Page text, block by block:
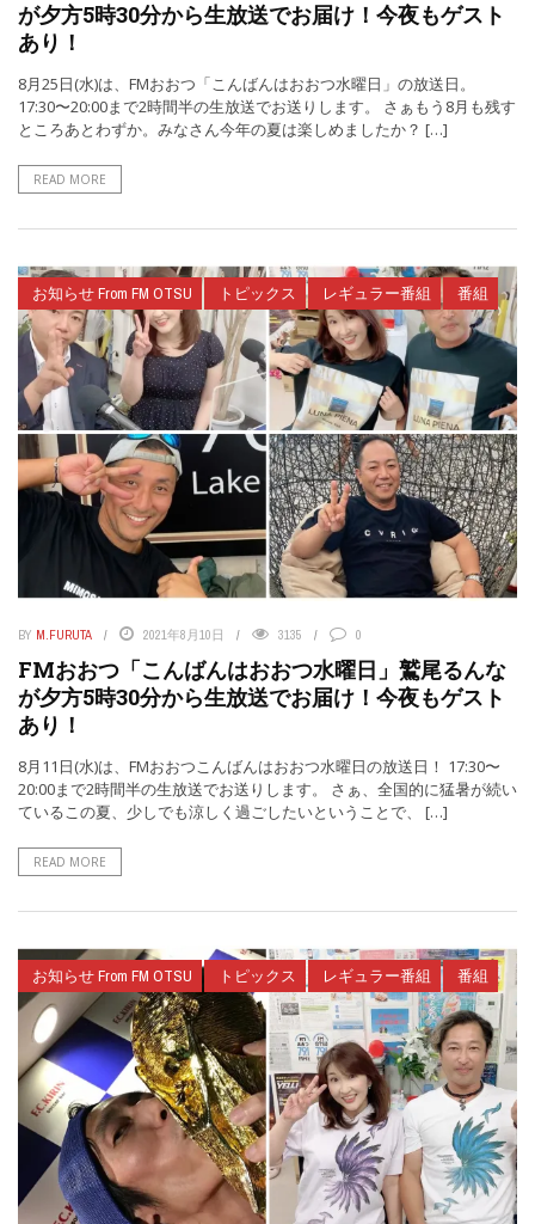
が夕方5時30分から生放送でお届け！今夜もゲスト
あり！
8月25日(水)は、FMおおつ「こんばんはおおつ水曜日」の放送日。
17:30〜20:00まで2時間半の生放送でお送りします。 さぁもう8月も残す
ところあとわずか。みなさん今年の夏は楽しめましたか？ […]
READ MORE
お知らせ From FM OTSU トピックス レギュラー番組 番組
BY M.FURUTA 2021年8月10日 3135 0
FMおおつ「こんばんはおおつ水曜日」鷲尾るんな
が夕方5時30分から生放送でお届け！今夜もゲスト
あり！
8月11日(水)は、FMおおつこんばんはおおつ水曜日の放送日！ 17:30〜
20:00まで2時間半の生放送でお送りします。 さぁ、全国的に猛暑が続い
ているこの夏、少しでも涼しく過ごしたいということで、 […]
READ MORE
お知らせ From FM OTSU トピックス レギュラー番組 番組